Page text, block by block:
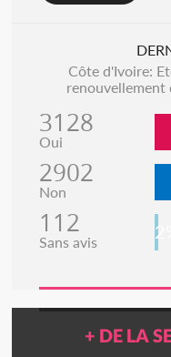
Côte d'Ivoire:
renouvellement
3128
Oui
2902
Non
112
Sans avis 2%
+ DE LA